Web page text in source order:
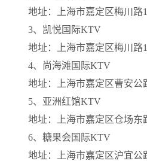
地址：上海市嘉定区梅川路
3、凯悦国际KTV
地址：上海市嘉定区梅川路
4、尚海滩国际KTV
地址：上海市嘉定区曹安公
5、亚洲红馆KTV
地址：上海市嘉定区仓场东
6、糖果会国际KTV
地址：上海市嘉定区沪宜公